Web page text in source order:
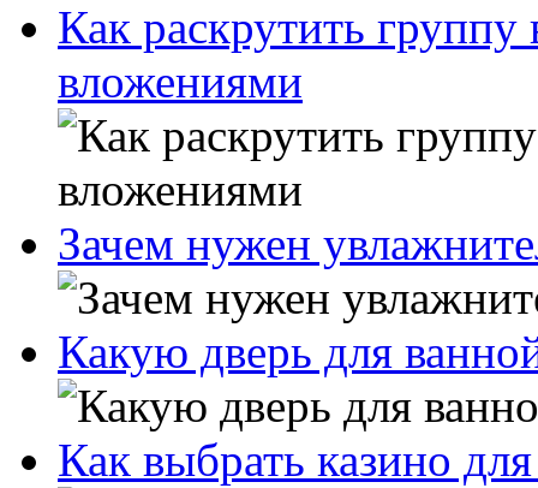
Как раскрутить
вложениями
Зачем нужен
Какую дверь для
Как выбрать казино